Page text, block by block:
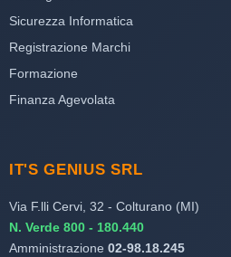
Sicurezza Informatica
Registrazione Marchi
Formazione
Finanza Agevolata
IT'S GENIUS SRL
Via F.lli Cervi, 32 - Colturano (MI)
N. Verde 800 - 180.440
Amministrazione 02-98.18.245